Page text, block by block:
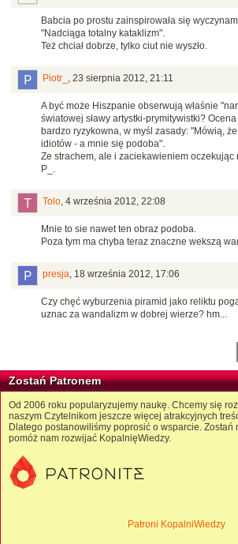
Babcia po prostu zainspirowała się
"Nadciąga totalny kataklizm".
Też chciał dobrze, tylko ciut nie wyszło.
Piotr_ , 23 sierpnia 2012, 21:11
A być może Hiszpanie obserwują właśnie
światowej sławy artystki-prymitywistki?
bardzo ryzykowna, w myśl zasady: "Mówią,
idiotów - a mnie się podoba".
Ze strachem, ale i zaciekawieniem oczekując
P_.
Tolo, 4 września 2012, 22:08
Mnie to sie nawet ten obraz podoba.
Poza tym ma chyba teraz znaczne wekszą
presja, 18 września 2012, 17:06
Czy chęć wyburzenia piramid jako reliktu
uznac za wandalizm w dobrej wierze? hm...
Zostań Patronem
Od 2006 roku popularyzujemy naukę. Chcemy się
naszym Czytelnikom jeszcze więcej atrakcyjnych
Dlatego postanowiliśmy poprosić o wsparcie. Zostań
pomóż nam rozwijać KopalnięWiedzy.
Patroni KopalniWiedzy